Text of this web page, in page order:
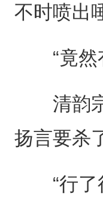
不时喷出
“竟然
清韵宗
扬言要杀
“行了行